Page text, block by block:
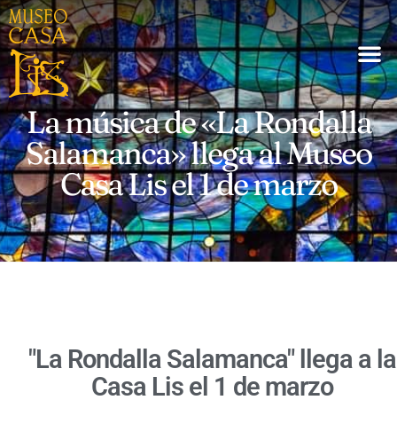
La música de «La Rondalla
Salamanca» llega al Museo
Casa Lis el 1 de marzo
"La Rondalla Salamanca" llega a la
Casa Lis el 1 de marzo